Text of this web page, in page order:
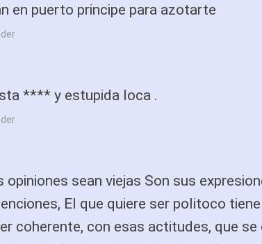
en puerto principe para azotarte
**** y estupida loca .
sean viejas Son sus
El que quiere ser politoco
coherente, con esas actitudes, que se